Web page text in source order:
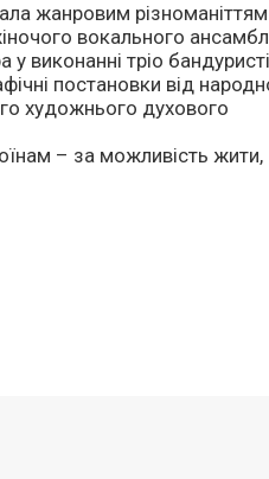
жанровим
вокального
виконанні тріо
постановки від
художнього духового
– за можливість жити,